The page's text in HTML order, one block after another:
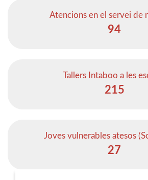
Atencions en el servei de
94
Tallers Intaboo a les
215
Joves vulnerables atesos
27